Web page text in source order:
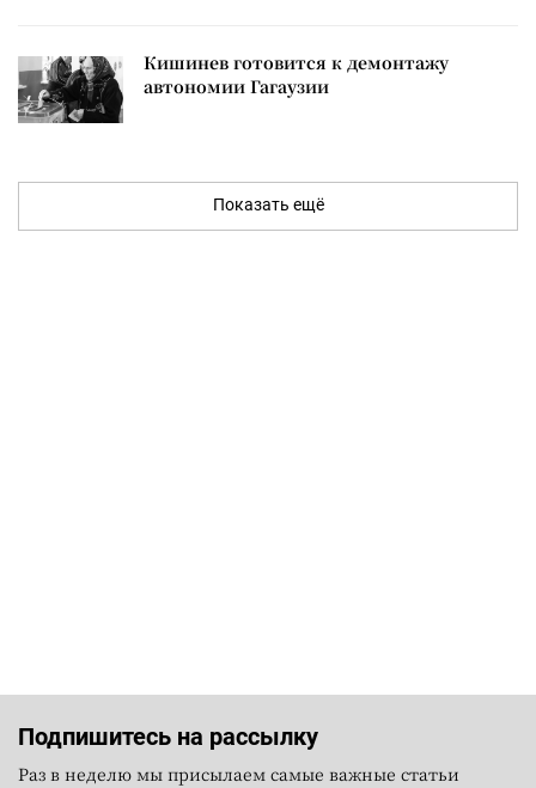
Кишинев готовится к демонтажу
автономии Гагаузии
Показать ещё
Подпишитесь на рассылку
Раз в неделю мы присылаем самые важные статьи